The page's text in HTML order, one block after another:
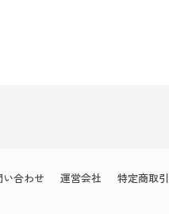
い合わせ 運営会社 特定商取